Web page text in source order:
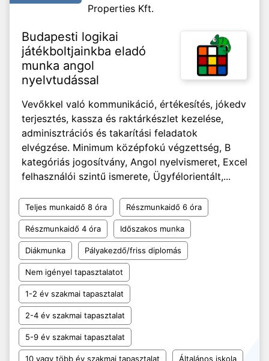
Properties Kft.
Budapesti logikai
játékboltjainkba eladó
munka angol
nyelvtudással
Vevőkkel való kommunikáció, értékesítés, jókedv
terjesztés, kassza és raktárkészlet kezelése,
adminisztrációs és takarítási feladatok
elvégzése. Minimum középfokú végzettség, B
kategóriás jogosítvány, Angol nyelvismeret, Excel
felhasználói szintű ismerete, Ügyfélorientált,...
Teljes munkaidő 8 óra Részmunkaidő 6 óra
Részmunkaidő 4 óra Időszakos munka
Diákmunka Pályakezdő/friss diplomás
Nem igényel tapasztalatot
1-2 év szakmai tapasztalat
2-4 év szakmai tapasztalat
5-9 év szakmai tapasztalat
10 vagy több év szakmai tapasztalat Általános iskola